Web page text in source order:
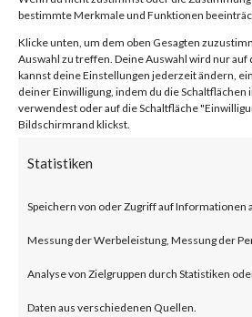
bestimmte Merkmale und Funktionen
Klicke unten, um dem oben Gesagten
Auswahl zu treffen. Deine Auswahl wird nur auf
kannst deine Einstellungen jederzeit ändern,
deiner Einwilligung, indem du die Schaltflächen
verwendest oder auf die Schaltfläche
Bildschirmrand klickst.
Statistiken
Speichern von oder Zugriff auf Informationen
Messung der Werbeleistung, Messung der
Analyse von Zielgruppen durch Statistiken
Daten aus verschiedenen Quellen.
Cisco IOS XE Web
Cisco IOS XE is the
internetworking
system used by the
routers and switches.
UI provides
manageability of
What is the